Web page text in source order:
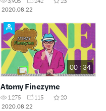
2020.08.22
00 : 34
Atomy Finezyme
1,275 115
20
2020.08.22